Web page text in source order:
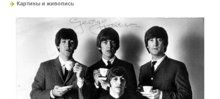
Картины и живопись